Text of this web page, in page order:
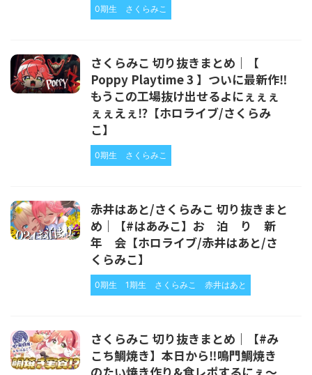
0期生 さくらみこ
さくらみこ 切り抜きまとめ｜【
Poppy Playtime 3 】ついに最新作‼
もうこの工場抜け出せるよにぇぇぇ
ぇぇえぇ⁉【ホロライブ/さくらみ
こ】
0期生 さくらみこ
赤井はあと/さくらみこ 切り抜きまと
め｜【#はあみこ】お 泊 り 新
年 会【ホロライブ/赤井はあと/さ
くらみこ】
0期生 1期生 さくらみこ 赤井はあと
さくらみこ 切り抜きまとめ｜【#み
こち鯛焼き】本日から‼鳴門鯛焼き